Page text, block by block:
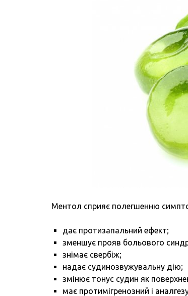
Ментол сприяє полегшенню
дає протизапальний ефект;
зменшує прояв больового
знімає свербіж;
надає судинозвужувальну дію;
змінює тонус судин як
має протимігренозний і